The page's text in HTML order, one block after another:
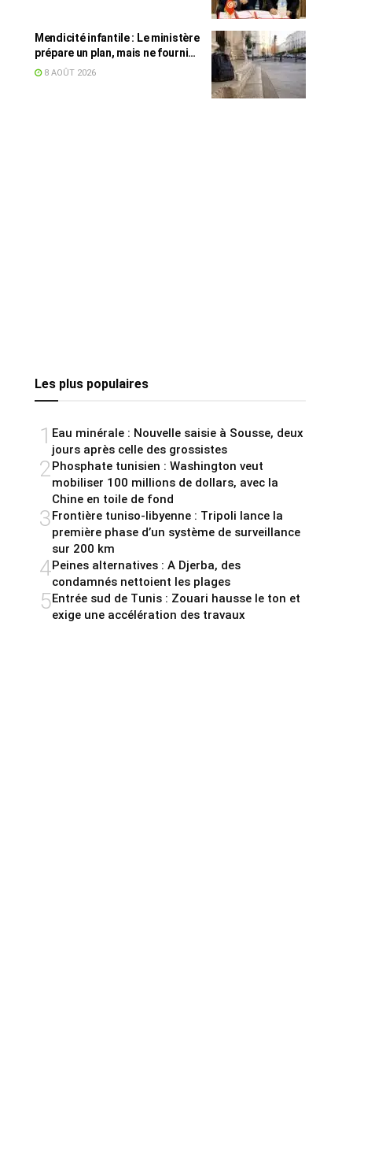
Mendicité infantile : Le ministère
prépare un plan, mais ne fournit
toujours aucun chiffre
8 AOÛT 2026
Les plus populaires
1 Eau minérale : Nouvelle saisie à Sousse, deux
jours après celle des grossistes
2Phosphate tunisien : Washington veut
mobiliser 100 millions de dollars, avec la
Chine en toile de fond
3Frontière tuniso-libyenne : Tripoli lance la
première phase d’un système de surveillance
sur 200 km
4Peines alternatives : A Djerba, des
condamnés nettoient les plages
5Entrée sud de Tunis : Zouari hausse le ton et
exige une accélération des travaux